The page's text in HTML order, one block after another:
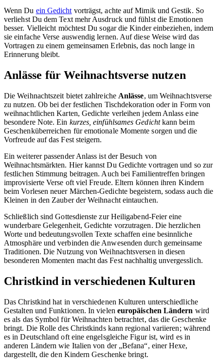
Wenn Du ein Gedicht vorträgst, achte auf Mimik und Gestik. So
verliehst Du dem Text mehr Ausdruck und fühlst die Emotionen
besser. Vielleicht möchtest Du sogar die Kinder einbeziehen, indem
sie einfache Verse auswendig lernen. Auf diese Weise wird das
Vortragen zu einem gemeinsamen Erlebnis, das noch lange in
Erinnerung bleibt.
Anlässe für Weihnachtsverse nutzen
Die Weihnachtszeit bietet zahlreiche Anlässe, um Weihnachtsverse
zu nutzen. Ob bei der festlichen Tischdekoration oder in Form von
weihnachtlichen Karten, Gedichte verleihen jedem Anlass eine
besondere Note. Ein kurzes, einfühlsames Gedichtkann beim
Geschenküberreichen für emotionale Momente sorgen und die
Vorfreude auf das Fest steigern.
Ein weiterer passender Anlass ist der Besuch von
Weihnachtsmärkten. Hier kannst Du Gedichte vortragen und so zur
festlichen Stimmung beitragen. Auch bei Familientreffen bringen
improvisierte Verse oft viel Freude. Eltern können ihren Kindern
beim Vorlesen neuer Märchen-Gedichte begeistern, sodass auch die
Kleinen in den Zauber der Weihnacht eintauchen.
Schließlich sind Gottesdienste zur Heiligabend-Feier eine
wunderbare Gelegenheit, Gedichte vorzutragen. Die herzlichen
Worte und bedeutungsvollen Texte schaffen eine besinnliche
Atmosphäre und verbinden die Anwesenden durch gemeinsame
Traditionen. Die Nutzung von Weihnachtsversen in diesen
besonderen Momenten macht das Fest nachhaltig unvergesslich.
Christkind in verschiedenen Kulturen
Das Christkind hat in verschiedenen Kulturen unterschiedliche
Gestalten und Funktionen. In vielen europäischen Ländern wird
es als das Symbol für Weihnachten betrachtet, das die Geschenke
bringt. Die Rolle des Christkinds kann regional variieren; während
es in Deutschland oft eine engelsgleiche Figur ist, wird es in
anderen Ländern wie Italien von der „Befana“, einer Hexe,
dargestellt, die den Kindern Geschenke bringt.